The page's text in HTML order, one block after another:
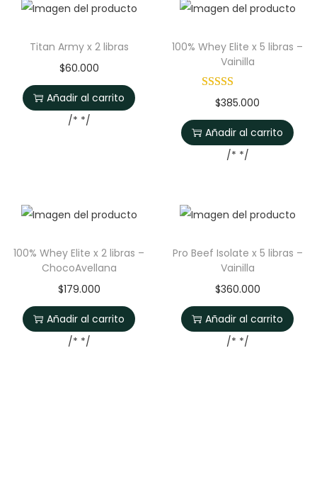
Titan Army x 2 libras
$60.000
Añadir al carrito
/* */
100% Whey Elite x 5 libras –
Vainilla
$385.000
Añadir al carrito
/* */
100% Whey Elite x 2 libras –
ChocoAvellana
$179.000
Añadir al carrito
/* */
Pro Beef Isolate x 5 libras –
Vainilla
$360.000
Añadir al carrito
/* */